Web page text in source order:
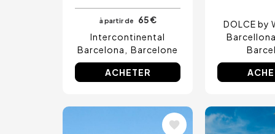
à partir de
65 €
Intercontinental
Barcelona
Barcelone
ACHETER
DOLCE by
Image